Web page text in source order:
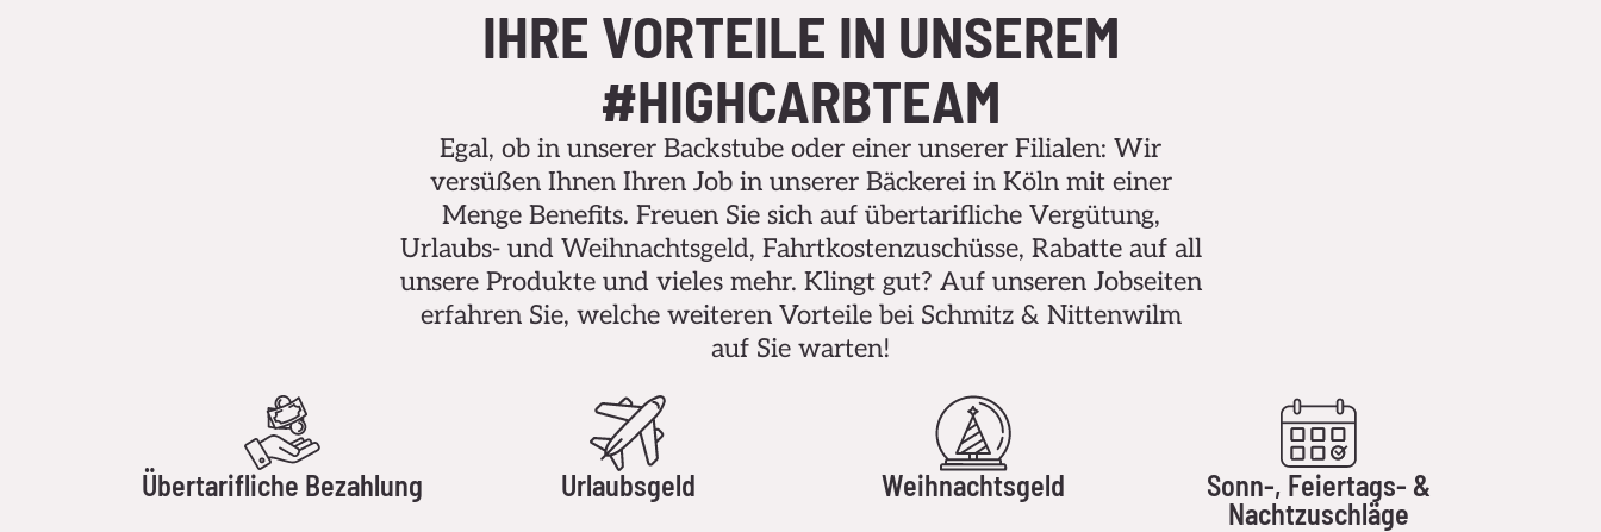
IHRE VORTEILE IN UNSEREM
#HIGHCARBTEAM
Egal, ob in unserer Backstube oder einer unserer Filialen: Wir
versüßen Ihnen Ihren Job in unserer Bäckerei in Köln mit einer
Menge Benefits. Freuen Sie sich auf übertarifliche Vergütung,
Urlaubs- und Weihnachtsgeld, Fahrtkostenzuschüsse, Rabatte auf all
unsere Produkte und vieles mehr. Klingt gut? Auf unseren Jobseiten
erfahren Sie, welche weiteren Vorteile bei Schmitz & Nittenwilm
auf Sie warten!
Übertarifliche Bezahlung Urlaubsgeld Weihnachtsgeld
Sonn-, Feiertags- &
Nachtzuschläge